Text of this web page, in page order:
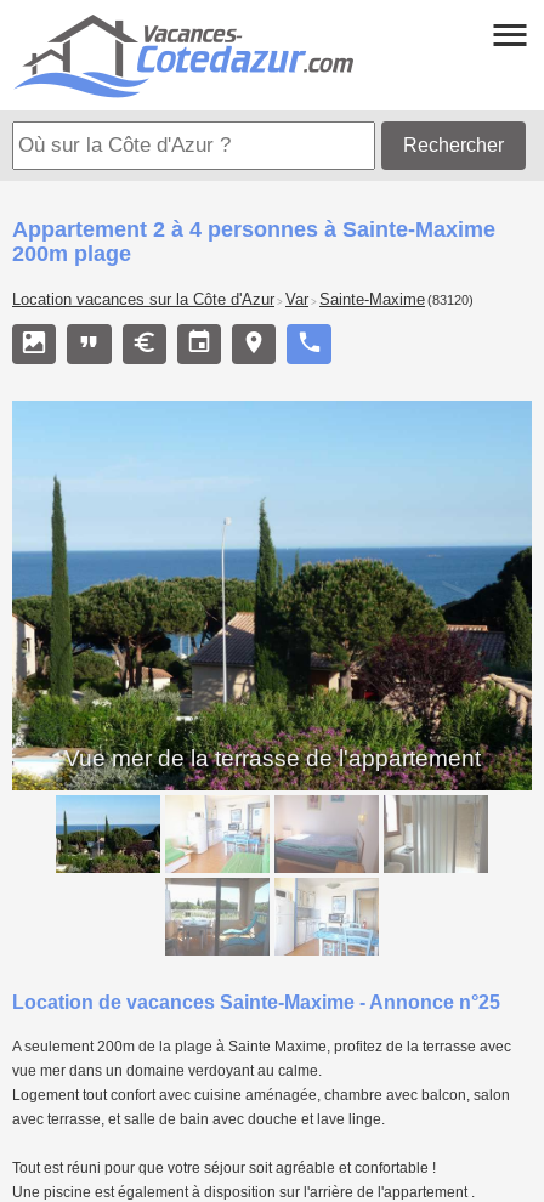
Rechercher
Appartement 2 à 4 personnes à Sainte-Maxime
200m plage
Location vacances sur la Côte d'Azur > Var > Sainte-Maxime(83120)
Vue mer de la terrasse de l'appartement
< >
Location de vacances Sainte-Maxime - Annonce n°25
A seulement 200m de la plage à Sainte Maxime, profitez de la terrasse avec
vue mer dans un domaine verdoyant au calme.
Logement tout confort avec cuisine aménagée, chambre avec balcon, salon
avec terrasse, et salle de bain avec douche et lave linge.
Tout est réuni pour que votre séjour soit agréable et confortable !
Une piscine est également à disposition sur l'arrière de l'appartement .